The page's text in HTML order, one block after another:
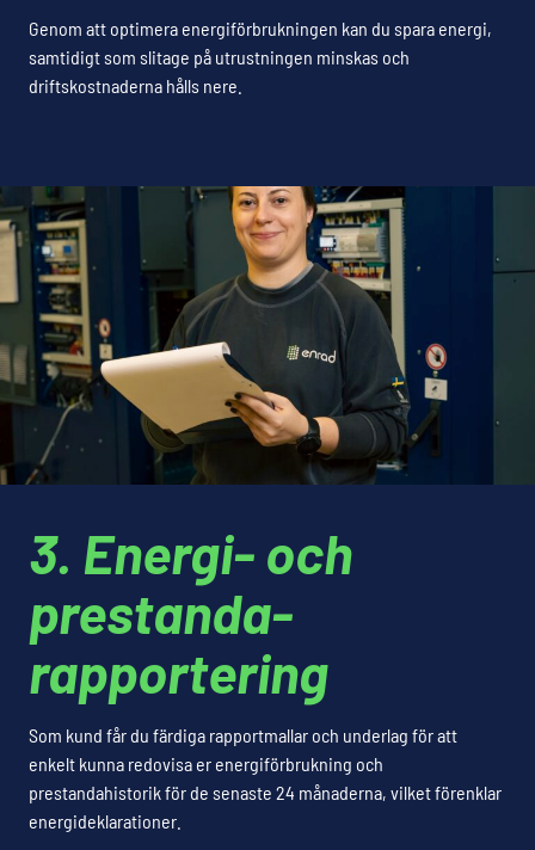
Genom att optimera energiförbrukningen kan du spara energi,
samtidigt som slitage på utrustningen minskas och
driftskostnaderna hålls nere.
3. Energi- och
prestanda­
rapportering
Som kund får du färdiga rapportmallar och underlag för att
enkelt kunna redovisa er energiförbrukning och
prestandahistorik för de senaste 24 månaderna, vilket förenklar
energideklarationer.